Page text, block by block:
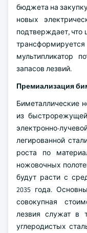
бюджета на
новых
подтверждает, что
мультипликатор
запасов лезвий.
Премиализация
Биметаллические
из
электронно-
легированной
роста по
ножовочных
будут расти с
2035 года.
совокупная
лезвия служат в
углеродистых